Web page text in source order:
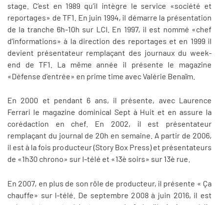
stage. C’est en 1989 qu’il intègre le service «société et
reportages» de TF1. En juin 1994, il démarre la présentation
de la tranche 6h-10h sur LCI. En 1997, il est nommé «chef
d’informations» à la direction des reportages et en 1999 il
devient présentateur remplaçant des journaux du week-
end de TF1. La même année il présente le magazine
«Défense d’entrée» en prime time avec Valérie Benaïm.
En 2000 et pendant 6 ans, il présente, avec Laurence
Ferrari le magazine dominical Sept à Huit et en assure la
corédaction en chef. En 2002, il est présentateur
remplaçant du journal de 20h en semaine. A partir de 2006,
il est à la fois producteur (Story Box Press) et présentateurs
de «1h30 chrono» sur I-télé et «13è soirs» sur 13è rue.
En 2007, en plus de son rôle de producteur, il présente « Ça
chauffe» sur I-télé. De septembre 2008 à juin 2016, il est